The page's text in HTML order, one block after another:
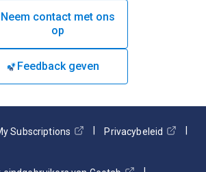
Neem contact met ons
op
Feedback geven
Subscriptions
Privacybeleid